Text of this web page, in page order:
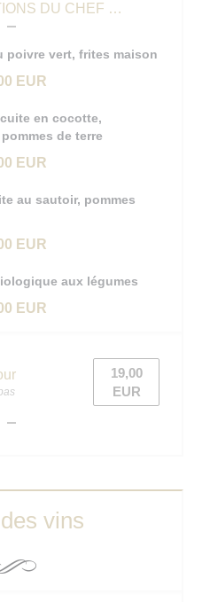
DU CHEF …
poivre vert, frites maison
EUR
en cocotte,
de terre
EUR
au sautoir, pommes
EUR
aux légumes
EUR
19,00
EUR
vins